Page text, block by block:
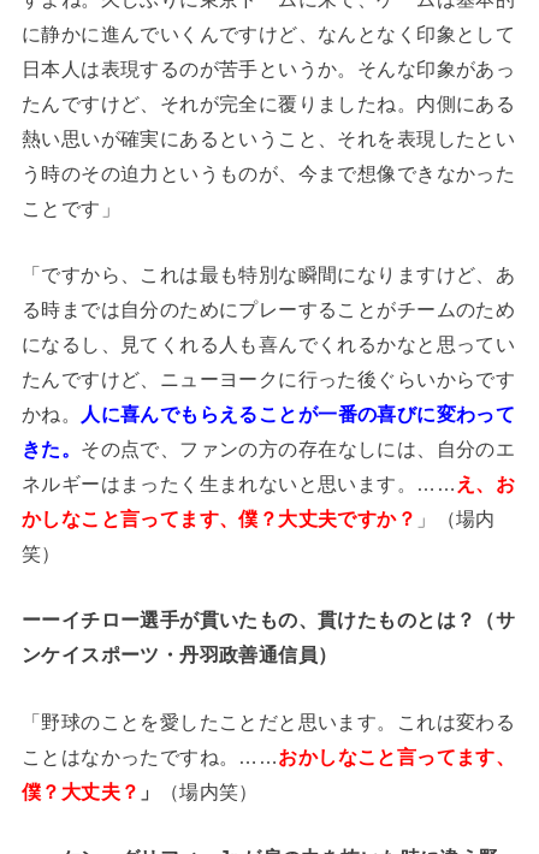
に静かに進んでいくんですけど、なんとなく印象として
日本人は表現するのが苦手というか。そんな印象があっ
たんですけど、それが完全に覆りましたね。内側にある
熱い思いが確実にあるということ、それを表現したとい
う時のその迫力というものが、今まで想像できなかった
ことです」
「ですから、これは最も特別な瞬間になりますけど、あ
る時までは自分のためにプレーすることがチームのため
になるし、見てくれる人も喜んでくれるかなと思ってい
たんですけど、ニューヨークに行った後ぐらいからです
かね。
人に喜んでもらえることが一番の喜びに変わって
きた。 その点で、ファンの方の存在なしには、自分のエ
ネルギーはまったく生まれないと思います。…… え、お
かしなこと言ってます、僕？大丈夫ですか？ 」（場内
笑）
ーーイチロー選手が貫いたもの、貫けたものとは？（サ
ンケイスポーツ・丹羽政善通信員）
「野球のことを愛したことだと思います。これは変わる
ことはなかったですね。……おかしなこと言ってます、
僕？大丈夫？ 」 （場内笑）